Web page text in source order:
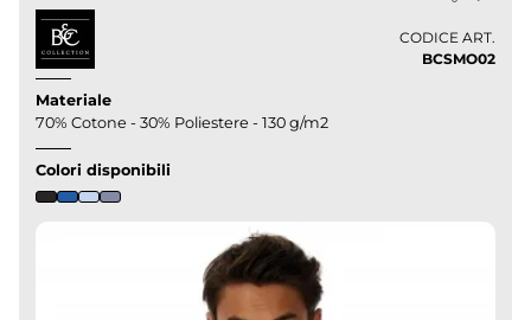
CODICE ART.
BCSMO02
Materiale
70% Cotone - 30% Poliestere - 130 g/m2
Colori disponibili